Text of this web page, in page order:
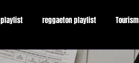
playlist reggaeton playlist Tourism